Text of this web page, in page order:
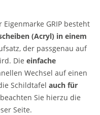
Eigenmarke GRIP besteht
(Acryl) in einem
der passgenau auf
Die einfache
Wechsel auf einen
Schildtafel auch für
Sie hierzu die
Seite.